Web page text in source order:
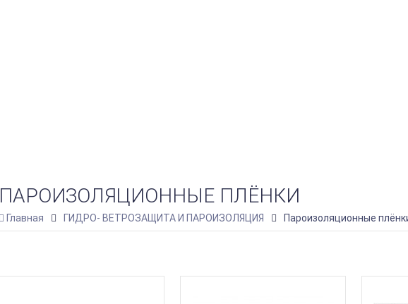
ПАРОИЗОЛЯЦИОННЫЕ ПЛЁНКИ
Главная ГИДРО- ВЕТРОЗАЩИТА И ПАРОИЗОЛЯЦИЯ Пароизоляционные